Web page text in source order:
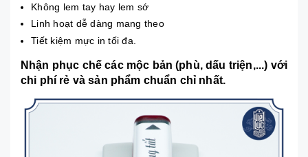
Không lem tay hay lem sớ
Linh hoạt dễ dàng mang theo
Tiết kiệm mực in tối đa.
Nhận phục chế các mộc bản (phù, dấu triện,...) với
chi phí rẻ và sản phẩm chuẩn chỉ nhất.